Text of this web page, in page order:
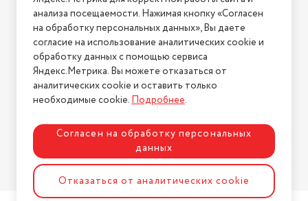
Нашли ошибку на сайте? Напишите нам
2026 © Интернет-магазин "АстМаркет". У нас есть всё!
Политика конфиденциальности
Разработка сайтаASTDESIGN
анализа посещаемости. Нажимая кнопку «Согласен
на обработку персональных данных», Вы даете
согласие на использование аналитических cookie и
обработку данных с помощью сервиса
Яндекс.Метрика. Вы можете отказаться от
аналитических cookie и оставить только
необходимые cookie.Подробнее.
Согласен на обработку персональных
данных
Отказаться от аналитических cookie